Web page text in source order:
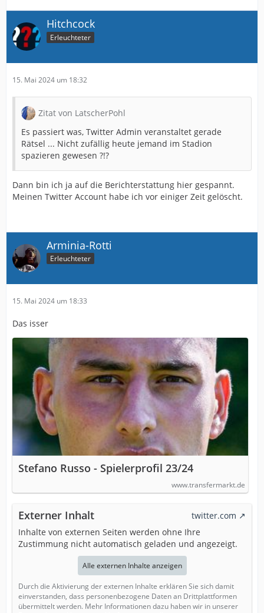
Hitchcock
Erleuchteter
15. Mai 2024 um 18:32
Zitat von LatscherPohl
Es passiert was, Twitter Admin veranstaltet gerade
Rätsel ... Nicht zufällig heute jemand im Stadion
spazieren gewesen ?!?
Dann bin ich ja auf die Berichterstattung hier gespannt.
Meinen Twitter Account habe ich vor einiger Zeit gelöscht.
Arminia-Rotti
Erleuchteter
15. Mai 2024 um 18:33
Das isser
Stefano Russo - Spielerprofil 23/24
www.transfermarkt.de
Externer Inhalt
twitter.com
Inhalte von externen Seiten werden ohne Ihre
Zustimmung nicht automatisch geladen und angezeigt.
Alle externen Inhalte anzeigen
Durch die Aktivierung der externen Inhalte erklären Sie sich damit
einverstanden, dass personenbezogene Daten an Drittplattformen
übermittelt werden. Mehr Informationen dazu haben wir in unserer